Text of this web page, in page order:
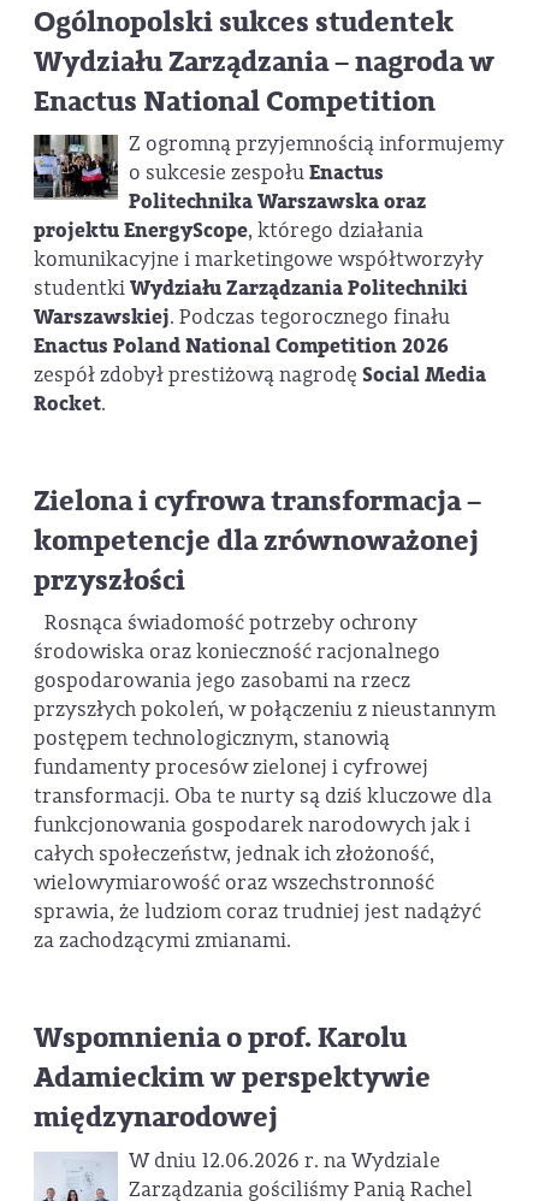
Ogólnopolski sukces studentek
Wydziału Zarządzania – nagroda w
Enactus National Competition
Z ogromną przyjemnością informujemy
o sukcesie zespołuEnactus
Politechnika Warszawska oraz
projektu EnergyScope, którego działania
komunikacyjne i marketingowe współtworzyły
studentkiWydziału Zarządzania Politechniki
Warszawskiej. Podczas tegorocznego finału
Enactus Poland National Competition 2026
zespół zdobył prestiżową nagrodę Social Media
Rocket.
Zielona i cyfrowa transformacja –
kompetencje dla zrównoważonej
przyszłości
Rosnąca świadomość potrzeby ochrony
środowiska oraz konieczność racjonalnego
gospodarowania jego zasobami na rzecz
przyszłych pokoleń, w połączeniu z nieustannym
postępem technologicznym, stanowią
fundamenty procesów zielonej i cyfrowej
transformacji. Oba te nurty są dziś kluczowe dla
funkcjonowania gospodarek narodowych jak i
całych społeczeństw, jednak ich złożoność,
wielowymiarowość oraz wszechstronność
sprawia, że ludziom coraz trudniej jest nadążyć
za zachodzącymi zmianami.
Wspomnienia o prof. Karolu
Adamieckim w perspektywie
międzynarodowej
W dniu 12.06.2026 r. na Wydziale
Zarządzania gościliśmy Panią Rachel